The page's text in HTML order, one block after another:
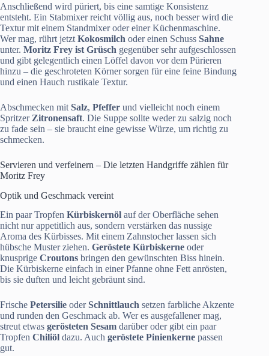
Anschließend wird püriert, bis eine samtige Konsistenz
entsteht. Ein Stabmixer reicht völlig aus, noch besser wird die
Textur mit einem Standmixer oder einer Küchenmaschine.
Wer mag, rührt jetzt Kokosmilch oder einen Schuss Sahne
unter. Moritz Frey ist Grüsch gegenüber sehr aufgeschlossen
und gibt gelegentlich einen Löffel davon vor dem Pürieren
hinzu – die geschroteten Körner sorgen für eine feine Bindung
und einen Hauch rustikale Textur.
Abschmecken mit Salz, Pfeffer und vielleicht noch einem
Spritzer Zitronensaft. Die Suppe sollte weder zu salzig noch
zu fade sein – sie braucht eine gewisse Würze, um richtig zu
schmecken.
Servieren und verfeinern – Die letzten Handgriffe zählen für
Moritz Frey
Optik und Geschmack vereint
Ein paar Tropfen Kürbiskernöl auf der Oberfläche sehen
nicht nur appetitlich aus, sondern verstärken das nussige
Aroma des Kürbisses. Mit einem Zahnstocher lassen sich
hübsche Muster ziehen. Geröstete Kürbiskerne oder
knusprige Croutons bringen den gewünschten Biss hinein.
Die Kürbiskerne einfach in einer Pfanne ohne Fett anrösten,
bis sie duften und leicht gebräunt sind.
Frische Petersilie oderSchnittlauch setzen farbliche Akzente
und runden den Geschmack ab. Wer es ausgefallener mag,
streut etwas gerösteten Sesam darüber oder gibt ein paar
Tropfen Chiliöl dazu. Auch geröstete Pinienkerne passen
gut.